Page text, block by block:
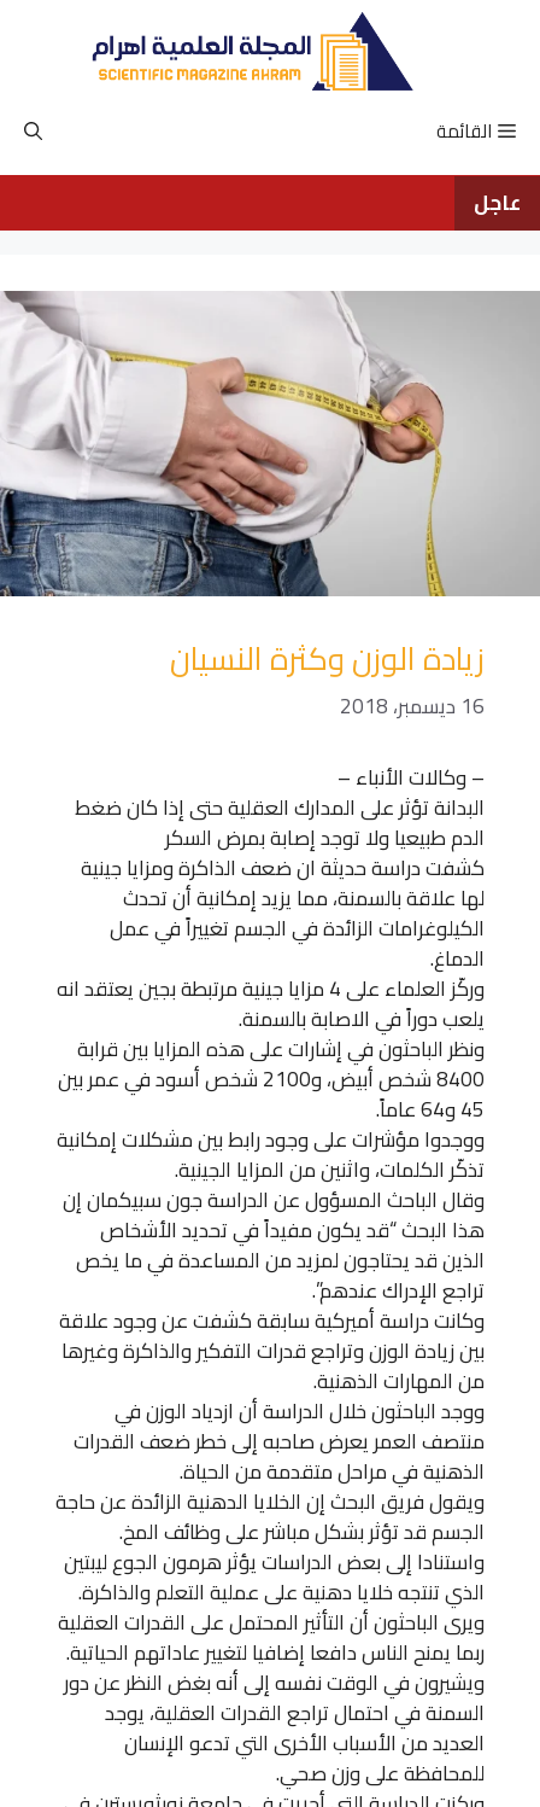
القائمة
عاجل
زيادة الوزن وكثرة النسيان
16 ديسمبر، 2018
– وكالات الأنباء –
البدانة تؤثر على المدارك العقلية حتى إذا كان ضغط
الدم طبيعيا ولا توجد إصابة بمرض السكر
كشفت دراسة حديثة ان ضعف الذاكرة ومزايا جينية
لها علاقة بالسمنة، مما يزيد إمكانية أن تحدث
الكيلوغرامات الزائدة في الجسم تغييراً في عمل
الدماغ.
وركّز العلماء على 4 مزايا جينية مرتبطة بجين يعتقد انه
يلعب دوراً في الاصابة بالسمنة.
ونظر الباحثون في إشارات على هذه المزايا بين قرابة
8400 شخص أبيض، و2100 شخص أسود في عمر بين
45 و64 عاماً.
ووجدوا مؤشرات على وجود رابط بين مشكلات إمكانية
تذكّر الكلمات، واثنين من المزايا الجينية.
وقال الباحث المسؤول عن الدراسة جون سبيكمان إن
هذا البحث “قد يكون مفيداً في تحديد الأشخاص
الذين قد يحتاجون لمزيد من المساعدة في ما يخص
تراجع الإدراك عندهم”.
وكانت دراسة أميركية سابقة كشفت عن وجود علاقة
بين زيادة الوزن وتراجع قدرات التفكير والذاكرة وغيرها
من المهارات الذهنية.
ووجد الباحثون خلال الدراسة أن ازدياد الوزن في
منتصف العمر يعرض صاحبه إلى خطر ضعف القدرات
الذهنية في مراحل متقدمة من الحياة.
ويقول فريق البحث إن الخلايا الدهنية الزائدة عن حاجة
الجسم قد تؤثر بشكل مباشر على وظائف المخ.
واستنادا إلى بعض الدراسات يؤثر هرمون الجوع ليبتين
الذي تنتجه خلايا دهنية على عملية التعلم والذاكرة.
ويرى الباحثون أن التأثير المحتمل على القدرات العقلية
ربما يمنح الناس دافعا إضافيا لتغيير عاداتهم الحياتية.
ويشيرون في الوقت نفسه إلى أنه بغض النظر عن دور
السمنة في احتمال تراجع القدرات العقلية، يوجد
العديد من الأسباب الأخرى التي تدعو الإنسان
للمحافظة على وزن صحي.